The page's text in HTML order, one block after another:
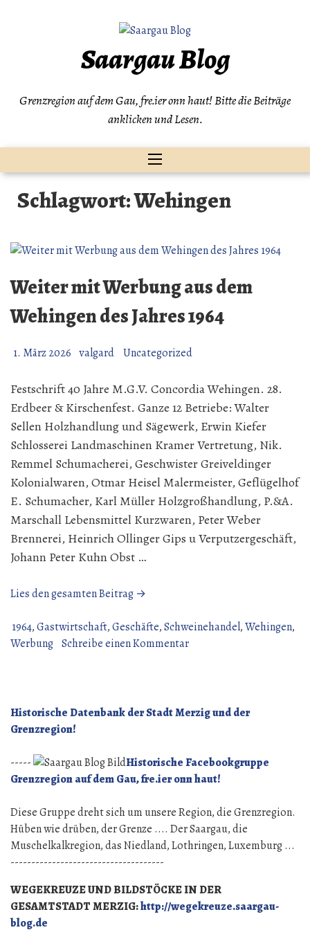
Saargau Blog
Grenzregion auf dem Gau, fre.ier onn haut! Bitte die Beiträge
anklicken und Lesen.
Schlagwort:Wehingen
Weiter mit Werbung aus dem
Wehingen des Jahres 1964
1. März 2026 valgard Uncategorized
Festschrift 40 Jahre M.G.V. Concordia Wehingen. 28.
Erdbeer & Kirschenfest. Ganze 12 Betriebe: Walter
Sellen Holzhandlung und Sägewerk, Erwin Kiefer
Schlosserei Landmaschinen Kramer Vertretung, Nik.
Remmel Schumacherei, Geschwister Greiveldinger
Kolonialwaren, Otmar Heisel Malermeister, Geflügelhof
E. Schumacher, Karl Müller Holzgroßhandlung, P.&A.
Marschall Lebensmittel Kurzwaren, Peter Weber
Brennerei, Heinrich Ollinger Gips u Verputzergeschäft,
Johann Peter Kuhn Obst …
Lies den gesamten Beitrag →
Werbung
aus
Jahres
1964,Gastwirtschaft,Geschäfte,Schweinehandel,Wehingen,
Werbung Schreibe einen Kommentarzu
aus
des
Jahres
Historische Datenbank der Stadt Merzig und der
Grenzregion!
-----
Historische Facebookgruppe
Grenzregion auf dem Gau, fre.ier onn haut!
Diese Gruppe dreht sich um unsere Region, die Grenzregion.
Hüben wie drüben, der Grenze .... Der Saargau, die
Muschelkalkregion, das Niedland, Lothringen, Luxemburg ...
-------------------------------------
WEGEKREUZE UND BILDSTÖCKE IN DER
GESAMTSTADT MERZIG:http://wegekreuze.saargau-
blog.de